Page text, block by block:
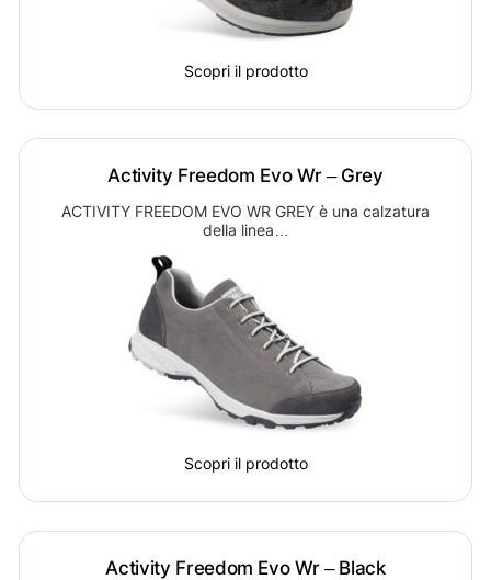
Scopri il prodotto
Activity Freedom Evo Wr – Grey
ACTIVITY FREEDOM EVO WR GREY è una calzatura
della linea…
Scopri il prodotto
Activity Freedom Evo Wr – Black